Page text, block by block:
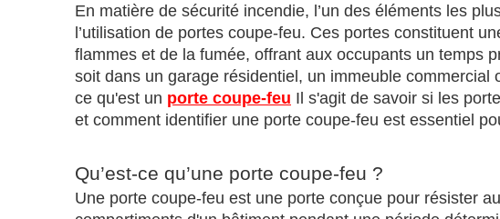
En matière de sécurité incendie, l’un des éléments les
l’utilisation de portes coupe-feu. Ces portes constituent
flammes et de la fumée, offrant aux occupants un temps
soit dans un garage résidentiel, un immeuble
ce qu'est un porte coupe-feu Il s'agit de savoir si les
et comment identifier une porte coupe-feu est essentiel
Qu’est-ce qu’une porte coupe-feu ?
Une porte coupe-feu est une porte conçue pour résister